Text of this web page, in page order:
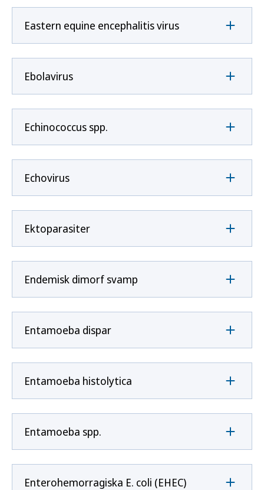
Eastern equine encephalitis virus
Ebolavirus
Echinococcus spp.
Echovirus
Ektoparasiter
Endemisk dimorf svamp
Entamoeba dispar
Entamoeba histolytica
Entamoeba spp.
Enterohemorragiska E. coli (EHEC)